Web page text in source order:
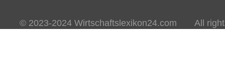
© 2023-2024 Wirtschaftslexikon24.com All